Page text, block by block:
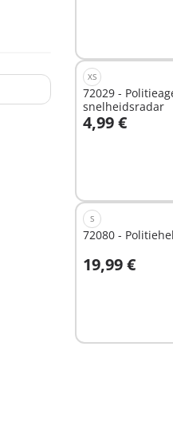
XS
72029 -
snelheidsradar
4,99 €
In
S
72080 -
19,99 €